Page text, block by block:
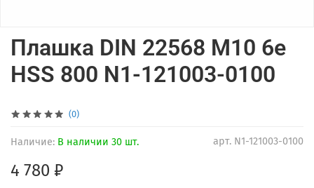
(0)
арт. N1-121003-0100
Наличие: В наличии 30 шт.
Плашка DIN 22568 M10 6e
HSS 800 N1-121003-0100
4 780 ₽